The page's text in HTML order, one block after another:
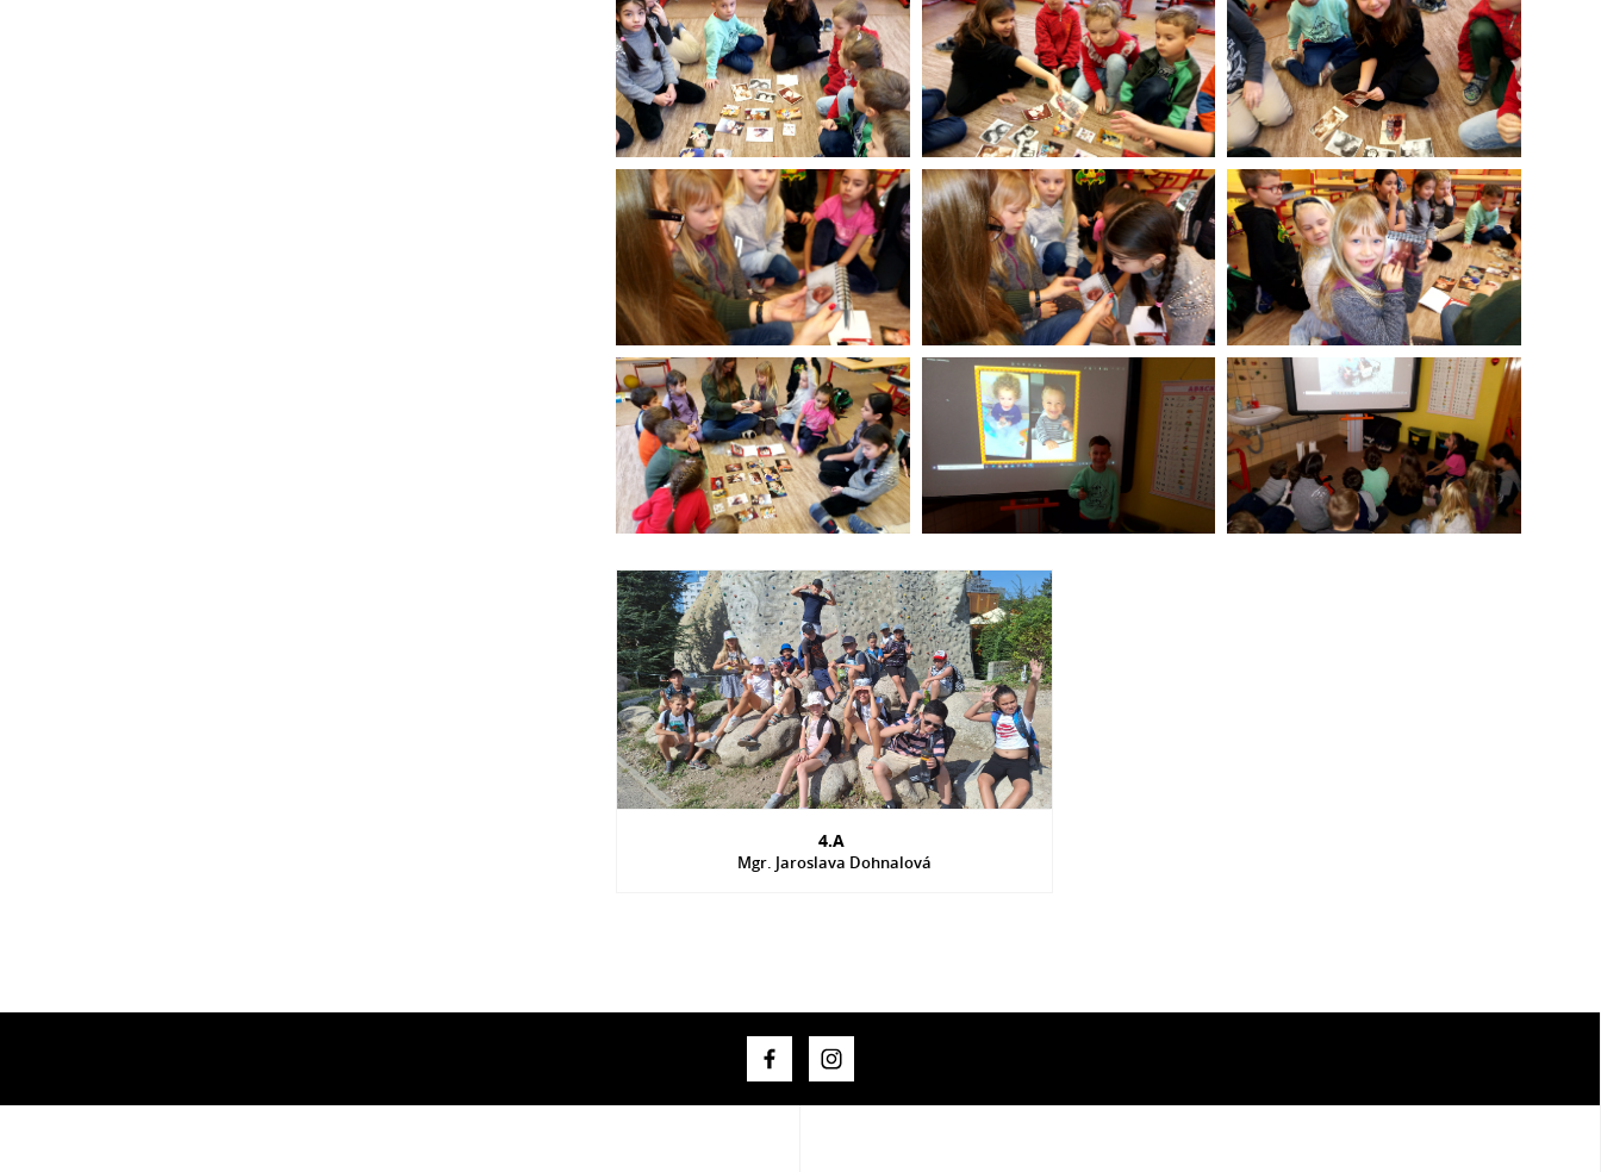
4.A
Mgr. Jaroslava Dohnalová